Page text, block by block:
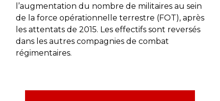
l’augmentation du nombre de militaires au sein
de la force opérationnelle terrestre (FOT), après
les attentats de 2015. Les effectifs sont reversés
dans les autres compagnies de combat
régimentaires.